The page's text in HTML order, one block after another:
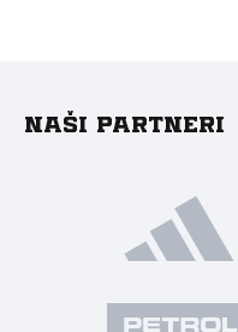
Naši partneri